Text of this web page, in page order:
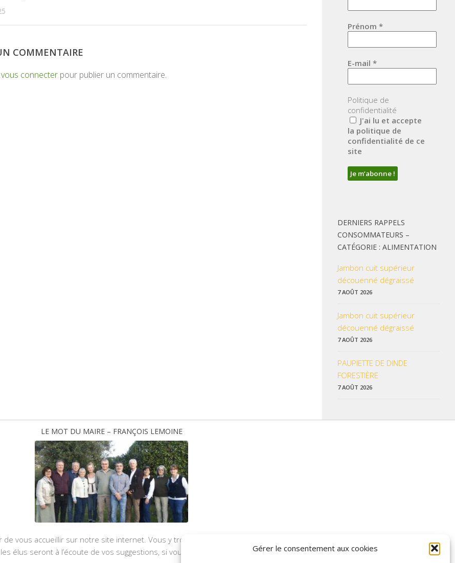
Gérer le consentement aux cookies
COMMENTAIRE
vous connecter pour publier un commentaire.
Prénom *
E-mail *
Politique de
confidentialité
J'ai lu et accepte
la politique de
confidentialité de ce
site
DERNIERS RAPPELS
CONSOMMATEURS –
CATÉGORIE : ALIMENTATION
Jambon cuit supérieur
découenné dégraissé
7 AOÛT 2026
Jambon cuit supérieur
découenné dégraissé
7 AOÛT 2026
PAUPIETTE DE DINDE
FORESTIÈRE
7 AOÛT 2026
LE MOT DU MAIRE – FRANÇOIS LEMOINE
de vous accueillir sur notre site internet. Vous y trouverez les données pratiques, les liens utiles et les informations qui vous
élus seront à l’écoute de vos suggestions, si vous souhaitez enrichir nos rubriques ou nos informations.